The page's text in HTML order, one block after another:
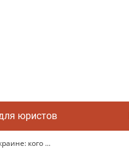
юристов
кого ...